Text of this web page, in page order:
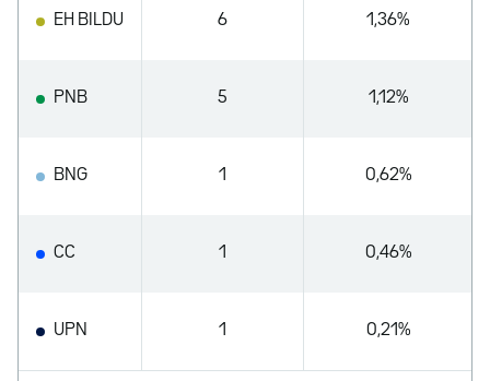
EH BILDU 6 1,36%
PNB 5 1,12%
BNG 1 0,62%
CC 1 0,46%
UPN 1 0,21%